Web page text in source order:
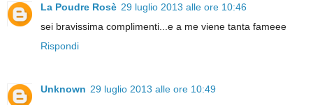
La Poudre Rosè 29 luglio 2013 alle ore 10:46
sei bravissima complimenti...e a me viene tanta fameee
Rispondi
Unknown 29 luglio 2013 alle ore 10:49